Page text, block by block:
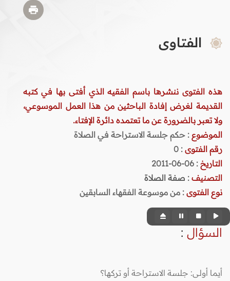
الفتاوى
هذه الفتوى ننشرها باسم الفقيه الذي أفتى بها في كتبه
القديمة لغرض إفادة الباحثين من هذا العمل الموسوعي،
ولا تعبر بالضرورة عن ما تعتمده دائرة الإفتاء.
الموضوع : حكم جلسة الاستراحة في الصلاة
رقم الفتوى :
0
التاريخ : 06-06-2011
التصنيف : صفة الصلاة
نوع الفتوى : من موسوعة الفقهاء السابقين
السؤال :
أيما أولى: جلسة الاستراحة أو تركها؟